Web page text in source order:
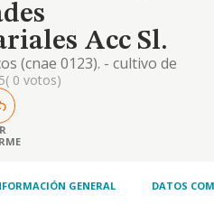
Acc Sl.
(cnae 0123). - cultivo de
y pepitas (cnae 0124 ). -
y arbustos frutales y
-explotación de caballos
0143). -promoción
4110). -construcción de
( 0 votos)
GENERAL DATOS